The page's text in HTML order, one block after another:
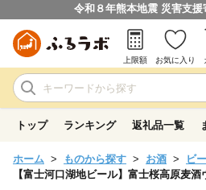
令和８年熊本地震 災害支援
上限額 お気に入り
トップ ランキング 返礼品一覧
ホーム ものから探す お酒
ビ
【富士河口湖地ビール】富士桜高原麦